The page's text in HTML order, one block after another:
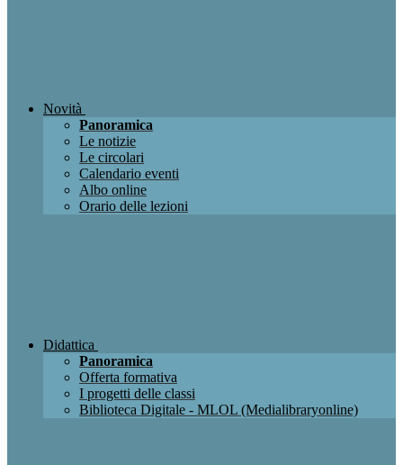
Novità
Panoramica
Le notizie
Le circolari
Calendario eventi
Albo online
Orario delle lezioni
Didattica
Panoramica
Offerta formativa
I progetti delle classi
Biblioteca Digitale - MLOL (Medialibraryonline)